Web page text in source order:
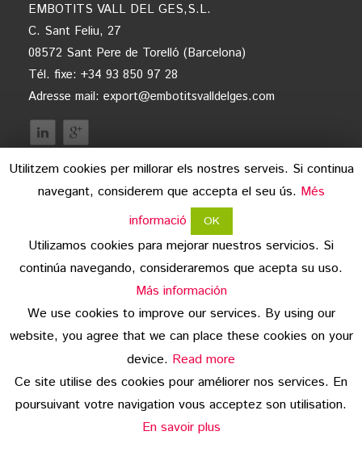
EMBOTITS VALL DEL GES,S.L.
C. Sant Feliu, 27
08572 Sant Pere de Torelló (Barcelona)
Tél. fixe: +34 93 850 97 28
Adresse mail: export@embotitsvalldelges.com
protection des données
© 2026 Embotits Vall del Ges S.L.
Utilitzem cookies per millorar els nostres serveis. Si continua
navegant, considerem que accepta el seu ús. Més
informació
OK
Utilizamos cookies para mejorar nuestros servicios. Si
continúa navegando, consideraremos que acepta su uso.
Más información
We use cookies to improve our services. By using our
website, you agree that we can place these cookies on your
device. Read more
Ce site utilise des cookies pour améliorer nos services. En
poursuivant votre navigation vous acceptez son utilisation.
En savoir plus